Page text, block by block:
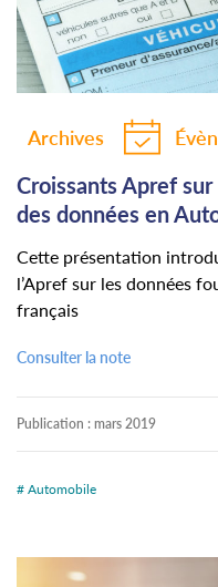
Archives
Croissants Apref
des données en
Cette présentation
l’Apref sur les données
français
Consulter la note
Publication : mars 2019
# Automobile